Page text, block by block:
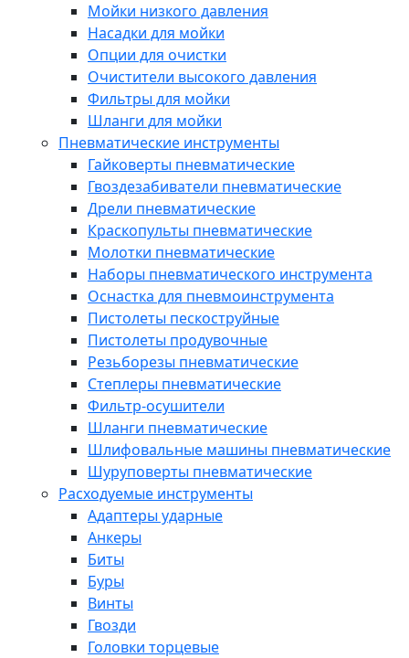
Мойки низкого давления
Насадки для мойки
Опции для очистки
Очистители высокого давления
Фильтры для мойки
Шланги для мойки
Пневматические инструменты
Гайковерты пневматические
Гвоздезабиватели пневматические
Дрели пневматические
Краскопульты пневматические
Молотки пневматические
Наборы пневматического инструмента
Оснастка для пневмоинструмента
Пистолеты пескоструйные
Пистолеты продувочные
Резьборезы пневматические
Степлеры пневматические
Фильтр-осушители
Шланги пневматические
Шлифовальные машины пневматические
Шуруповерты пневматические
Расходуемые инструменты
Адаптеры ударные
Анкеры
Биты
Буры
Винты
Гвозди
Головки торцевые